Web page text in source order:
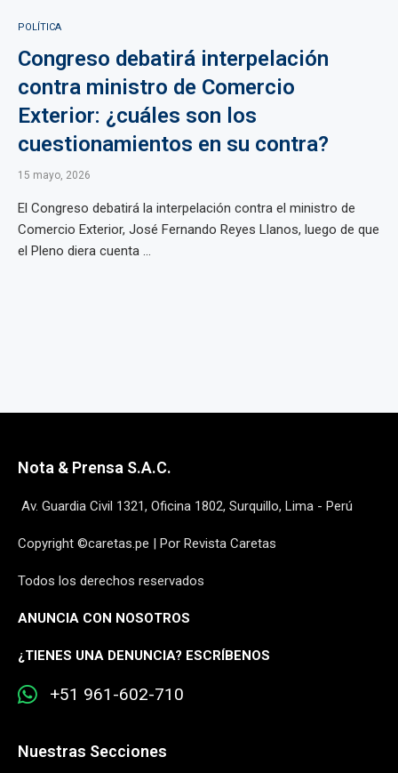
POLÍTICA
Congreso debatirá interpelación
contra ministro de Comercio
Exterior: ¿cuáles son los
cuestionamientos en su contra?
15 mayo, 2026
El Congreso debatirá la interpelación contra el ministro de
Comercio Exterior, José Fernando Reyes Llanos, luego de que
el Pleno diera cuenta ...
Nota & Prensa S.A.C.
Av. Guardia Civil 1321, Oficina 1802, Surquillo, Lima - Perú
Copyright ©caretas.pe | Por Revista Caretas
Todos los derechos reservados
ANUNCIA CON NOSOTROS
¿TIENES UNA DENUNCIA? ESCRÍBENOS
+51 961-602-710
Nuestras Secciones